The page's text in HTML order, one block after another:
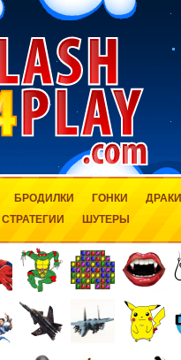
БРОДИЛКИ ГОНКИ ДРАКИ
СТРАТЕГИИ ШУТЕРЫ